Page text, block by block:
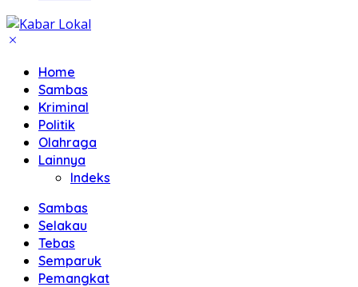
Home
Sambas
Kriminal
Politik
Olahraga
Lainnya
Indeks
Sambas
Selakau
Tebas
Semparuk
Pemangkat